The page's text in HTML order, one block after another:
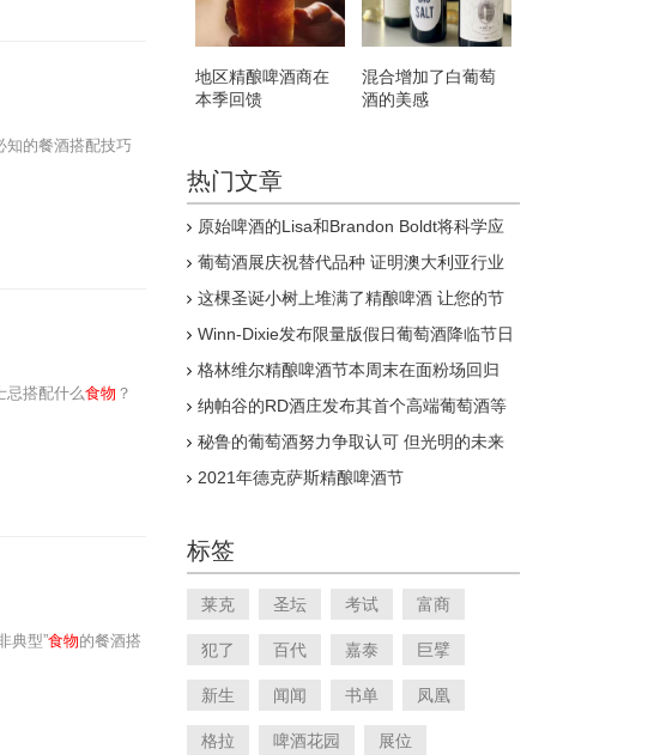
知的餐酒搭配技巧
忌搭配什么食物 ？
典型”食物的餐酒搭
地区精酿啤酒商在
本季回馈
混合增加了白葡萄
酒的美感
热门文章
原始啤酒的Lisa和Brandon Boldt将科学应
葡萄酒展庆祝替代品种 证明澳大利亚行业
这棵圣诞小树上堆满了精酿啤酒 让您的节
Winn-Dixie发布限量版假日葡萄酒降临节日
格林维尔精酿啤酒节本周末在面粉场回归
纳帕谷的RD酒庄发布其首个高端葡萄酒等
秘鲁的葡萄酒努力争取认可 但光明的未来
2021年德克萨斯精酿啤酒节
标签
莱克 圣坛 考试 富商
犯了 百代 嘉泰 巨擘
新生 闻闻 书单 凤凰
格拉 啤酒花园 展位